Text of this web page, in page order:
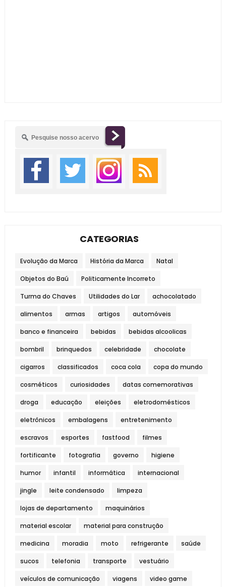
CATEGORIAS
Evolução da Marca História da Marca Natal
Objetos do Baú Politicamente Incorreto
Turma do Chaves Utilidades do Lar achocolatado
alimentos armas artigos automóveis
banco e financeira bebidas bebidas alcoolicas
bombril brinquedos celebridade chocolate
cigarros classificados coca cola copa do mundo
cosméticos curiosidades datas comemorativas
droga educação eleições eletrodomésticos
eletrônicos embalagens entretenimento
escravos esportes fastfood filmes
fortificante fotografia governo higiene
humor infantil informática internacional
jingle leite condensado limpeza
lojas de departamento maquinários
material escolar material para construção
medicina moradia moto refrigerante saúde
sucos telefonia transporte vestuário
veículos de comunicação viagens video game